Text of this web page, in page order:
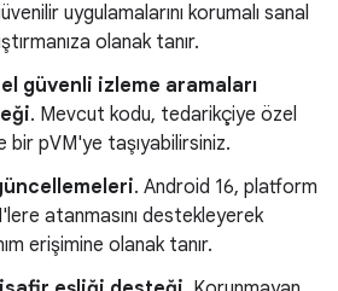
uygulamalarını korumalı sanal
olanak tanır.
güvenli izleme aramaları
. Mevcut kodu, tedarikçiye özel
bir pVM'ye taşıyabilirsiniz.
. Android 16, platform
atanmasını destekleyerek
erişimine olanak tanır.